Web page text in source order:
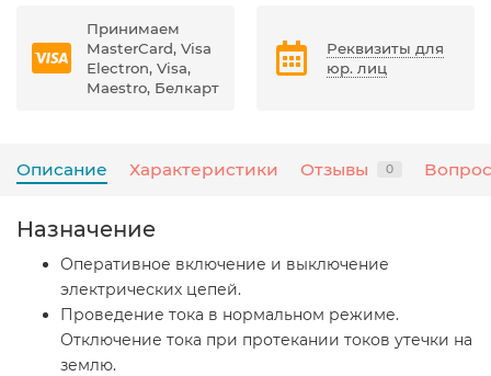
Принимаем
MasterCard, Visa
Electron, Visa,
Maestro, Белкарт
Реквизиты для
юр. лиц
Описание Характеристики Отзывы 0
Назначение
Оперативное включение и выключение
электрических цепей.
Проведение тока в нормальном режиме.
Отключение тока при протекании токов утечки на
землю.